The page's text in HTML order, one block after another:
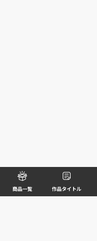
商品一覧 作品タイトル